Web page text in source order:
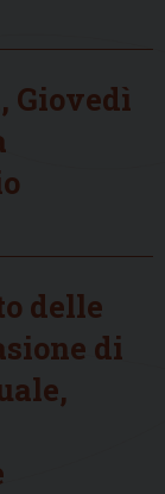
Giovedì
delle
di